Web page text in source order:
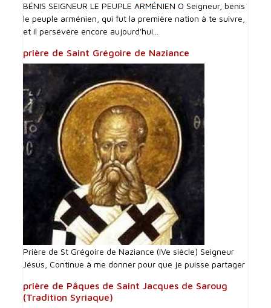
BÉNIS SEIGNEUR LE PEUPLE ARMÉNIEN O Seigneur, bénis
le peuple arménien, qui fut la première nation à te suivre,
et il persévère encore aujourd'hui...
prière de Saint Grégoire de Naziance
Prière de St Grégoire de Naziance (IVe siècle) Seigneur
Jésus, Continue à me donner pour que je puisse partager
prière de Pâques de Saint Jacques de Saroug
(Tradition Syriaque)